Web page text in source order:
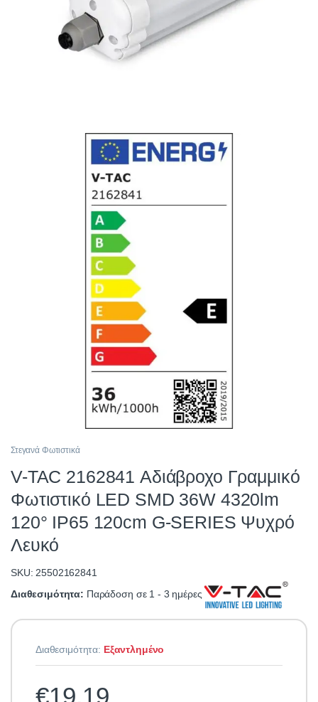
Στεγανά Φωτιστικά
V-TAC 2162841 Αδιάβροχο Γραμμικό
Φωτιστικό LED SMD 36W 4320lm
120° IP65 120cm G-SERIES Ψυχρό
Λευκό
SKU: 25502162841
Διαθεσιμότητα: Παράδοση σε 1 - 3 ημέρες
Διαθεσιμότητα: Εξαντλημένο
€19.19